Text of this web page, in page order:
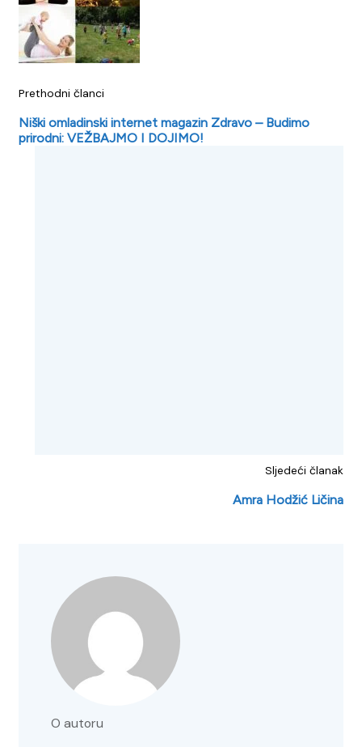
Prethodni članci
Niški omladinski internet magazin Zdravo – Budimo
prirodni: VEŽBAJMO I DOJIMO!
Sljedeći članak
Amra Hodžić Ličina
O autoru